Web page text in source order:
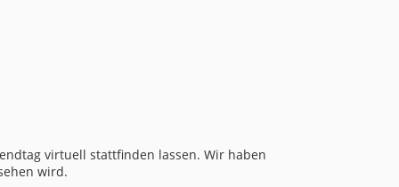
virtuell stattfinden lassen. Wir haben
wird.